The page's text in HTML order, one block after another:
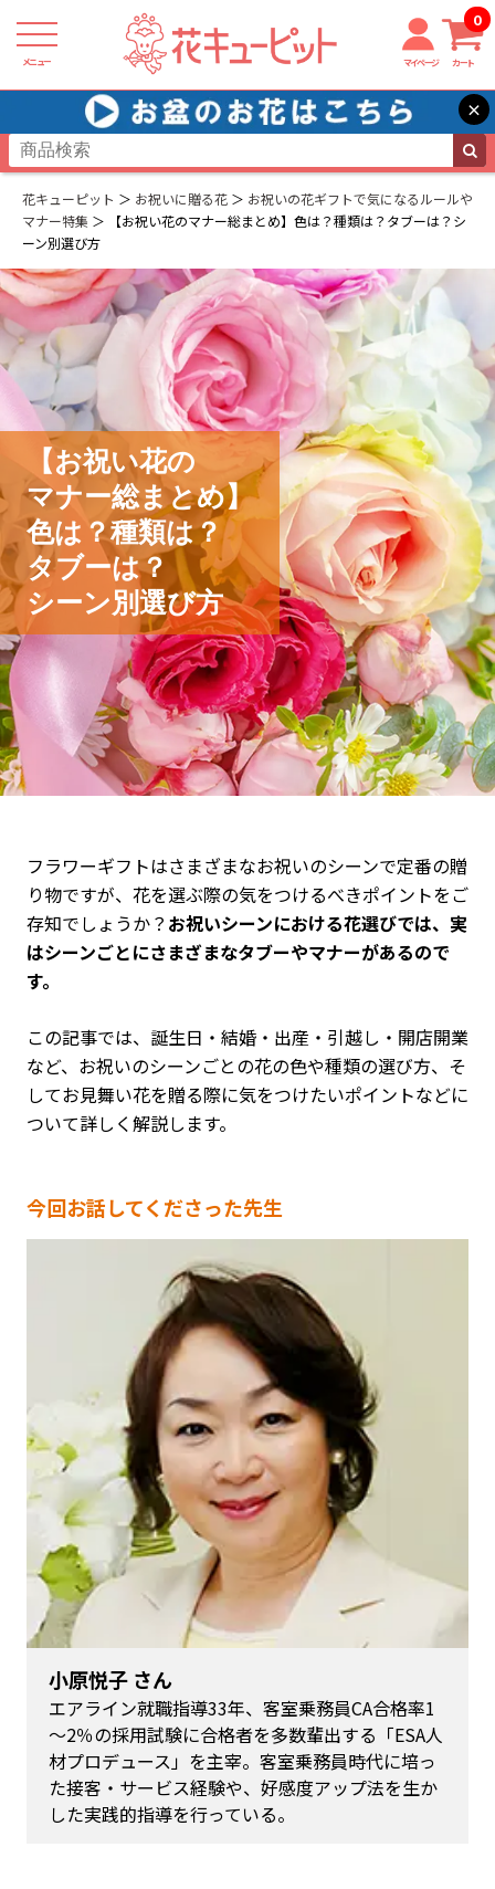
メニュー マイページ カート
0
×
花キューピット お祝いに贈る花
お祝いの花ギフトで気になるルールや
マナー特集
【お祝い花のマナー総まとめ】色は？種類は？タブーは？シ
ーン別選び方
【お祝い花の
マナー総まとめ】
色は？種類は？
タブーは？
シーン別選び方
フラワーギフトはさまざまなお祝いのシーンで定番の贈
り物ですが、花を選ぶ際の気をつけるべきポイントをご
存知でしょうか？ お祝いシーンにおける花選びでは、実
はシーンごとにさまざまなタブーやマナーがあるので
す。
この記事では、誕生日・結婚・出産・引越し・開店開業
など、お祝いのシーンごとの花の色や種類の選び方、そ
してお見舞い花を贈る際に気をつけたいポイントなどに
ついて詳しく解説します。
今回お話してくださった先生
小原悦子 さん
エアライン就職指導33年、客室乗務員CA合格率1
～2％の採用試験に合格者を多数輩出する「ESA人
材プロデュース」を主宰。客室乗務員時代に培っ
た接客・サービス経験や、好感度アップ法を生か
した実践的指導を行っている。